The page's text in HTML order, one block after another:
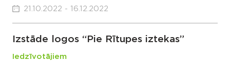
21.10.2022 - 16.12.2022
Izstāde logos “Pie Rītupes iztekas”
Iedzīvotājiem